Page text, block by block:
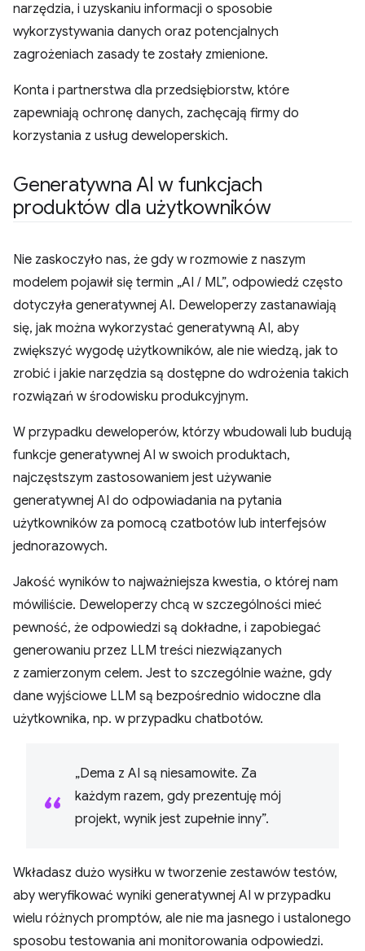
narzędzia, i uzyskaniu informacji o sposobie
wykorzystywania danych oraz potencjalnych
zagrożeniach zasady te zostały zmienione.
Konta i partnerstwa dla przedsiębiorstw, które
zapewniają ochronę danych, zachęcają firmy do
korzystania z usług deweloperskich.
Generatywna AI w funkcjach
produktów dla użytkowników
Nie zaskoczyło nas, że gdy w rozmowie z naszym
modelem pojawił się termin „AI / ML”, odpowiedź często
dotyczyła generatywnej AI. Deweloperzy zastanawiają
się, jak można wykorzystać generatywną AI, aby
zwiększyć wygodę użytkowników, ale nie wiedzą, jak to
zrobić i jakie narzędzia są dostępne do wdrożenia takich
rozwiązań w środowisku produkcyjnym.
W przypadku deweloperów, którzy wbudowali lub budują
funkcje generatywnej AI w swoich produktach,
najczęstszym zastosowaniem jest używanie
generatywnej AI do odpowiadania na pytania
użytkowników za pomocą czatbotów lub interfejsów
jednorazowych.
Jakość wyników to najważniejsza kwestia, o której nam
mówiliście. Deweloperzy chcą w szczególności mieć
pewność, że odpowiedzi są dokładne, i zapobiegać
generowaniu przez LLM treści niezwiązanych
z zamierzonym celem. Jest to szczególnie ważne, gdy
dane wyjściowe LLM są bezpośrednio widoczne dla
użytkownika, np. w przypadku chatbotów.
„Dema z AI są niesamowite. Za
każdym razem, gdy prezentuję mój
projekt, wynik jest zupełnie inny”.
Wkładasz dużo wysiłku w tworzenie zestawów testów,
aby weryfikować wyniki generatywnej AI w przypadku
wielu różnych promptów, ale nie ma jasnego i ustalonego
sposobu testowania ani monitorowania odpowiedzi.